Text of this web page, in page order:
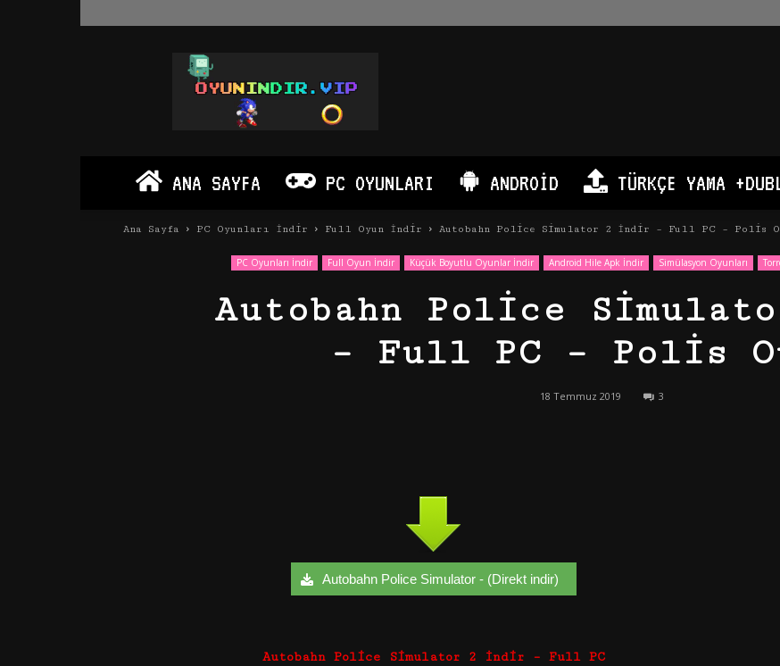
Oyun
İndir
PC
Android
ANA SAYFA PC OYUNLARI ANDROID TÜRKÇE YAMA
Ana Sayfa PC Oyunları İndir Full Oyun İndir Autobahn Police Simulator 2 İndir – Full PC – Polis
PC Oyunları İndir Full Oyun İndir Küçük Boyutlu Oyunlar İndir Android Hile Apk İndir Simülasyon Oyunları
Autobahn Police
– Full PC – Polis
18 Temmuz 2019 3
Autobahn Police Simulator - (Direkt indir)
Autobahn Police Simulator 2 İndir – Full PC